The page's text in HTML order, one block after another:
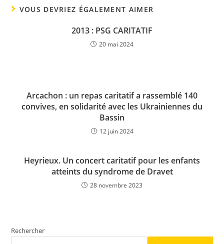
VOUS DEVRIEZ ÉGALEMENT AIMER
2013 : PSG CARITATIF
20 mai 2024
Arcachon : un repas caritatif a rassemblé 140
convives, en solidarité avec les Ukrainiennes du
Bassin
12 juin 2024
Heyrieux. Un concert caritatif pour les enfants
atteints du syndrome de Dravet
28 novembre 2023
Rechercher